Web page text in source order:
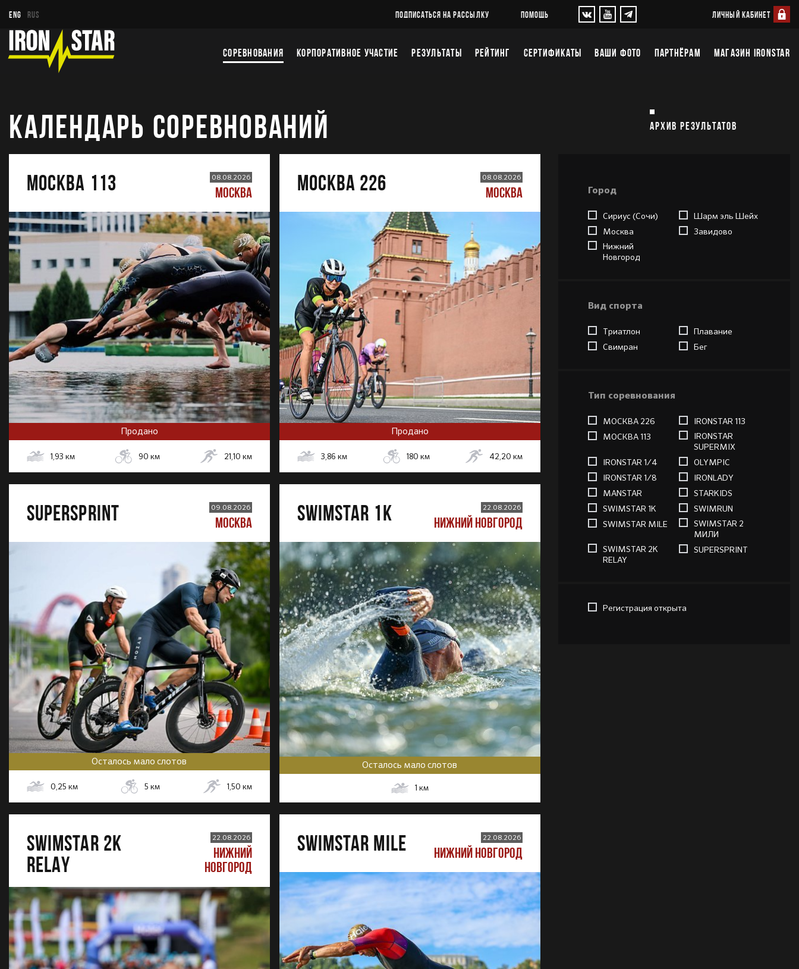
ENG RUS ПОДПИСАТЬСЯ НА РАССЫЛКУ ПОМОЩЬ ЛИЧНЫЙ КАБИНЕТ
СОРЕВНОВАНИЯ КОРПОРАТИВНОЕ УЧАСТИЕ РЕЗУЛЬТАТЫ РЕЙТИНГ СЕРТИФИКАТЫ ВАШИ ФОТО ПАРТНЁРАМ МАГАЗИН IRONSTAR
КАЛЕНДАРЬ СОРЕВНОВАНИЙ АРХИВ РЕЗУЛЬТАТОВ
МОСКВА 113 08.08.2026
МОСКВА
Продано
1,93 км 90км 21,10 км
МОСКВА 226 08.08.2026
МОСКВА
Продано
3,86 км 180 км 42,20 км
SUPERSPRINT 09.08.2026
МОСКВА
Осталось мало слотов
0,25 км 5км 1,50 км
SWIMSTAR 1K 22.08.2026
НИЖНИЙ НОВГОРОД
Осталось мало слотов
1 км
SWIMSTAR 2K
RELAY
22.08.2026
НИЖНИЙ
НОВГОРОД
SWIMSTAR MILE 22.08.2026
НИЖНИЙ НОВГОРОД
Город
Сириус (Сочи)
Шарм эль Шейх
Москва
Завидово
Нижний
Новгород
Вид спорта
Триатлон
Плавание
Свимран
Бег
Тип соревнования
МОСКВА 226
IRONSTAR 113
МОСКВА 113
IRONSTAR
SUPERMIX
IRONSTAR 1/4
OLYMPIC
IRONSTAR 1/8
IRONLADY
MANSTAR
STARKIDS
SWIMSTAR 1K
SWIMRUN
SWIMSTAR MILE
SWIMSTAR 2
МИЛИ
SWIMSTAR 2K
RELAY
SUPERSPRINT
Регистрация открыта